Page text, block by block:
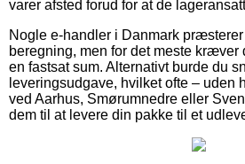
varer afsted forud for at de
Nogle e-handler i Danmark
beregning, men for det meste kræver
en fastsat sum. Alternativt burde du
leveringsudgave, hvilket ofte – uden
ved Aarhus, Smørumnedre eller
dem til at levere din pakke til et